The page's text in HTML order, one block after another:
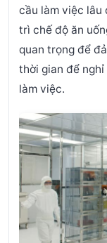
cầu làm việc lâu
trì chế độ ăn
quan trọng để
thời gian để
làm việc.